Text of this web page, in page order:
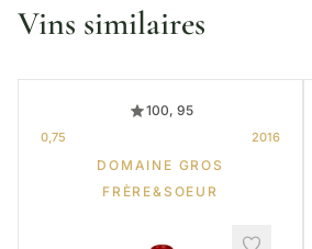
Vins similaires
100, 95
0,75 2016
DOMAINE GROS
FRÈRE&SOEUR